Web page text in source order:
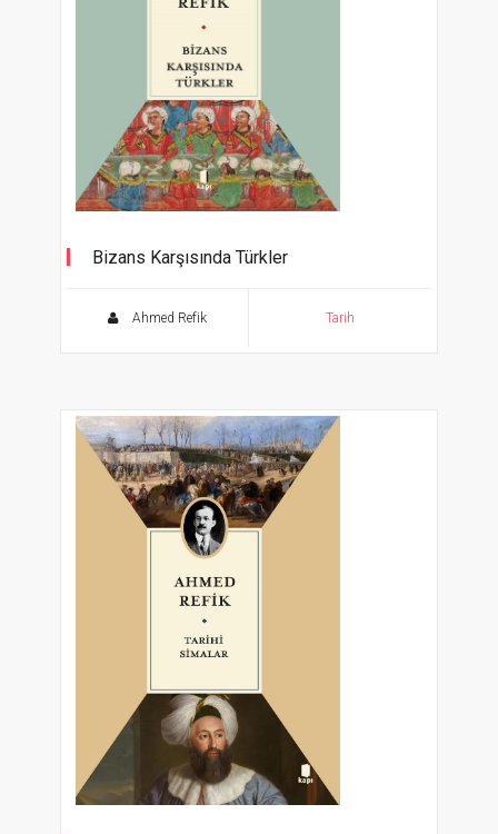
Bizans Karşısında Türkler
Ahmed Refik Tarih